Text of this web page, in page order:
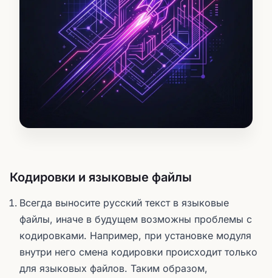
Кодировки и языковые файлы
Всегда выносите русский текст в языковые
файлы, иначе в будущем возможны проблемы с
кодировками. Например, при установке модуля
внутри него смена кодировки происходит только
для языковых файлов. Таким образом,